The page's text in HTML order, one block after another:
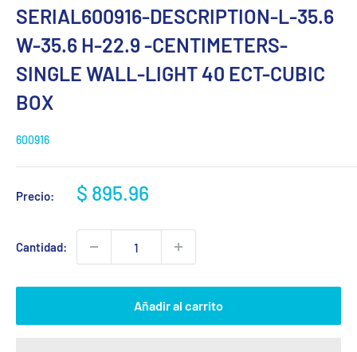
SERIAL600916-DESCRIPTION-L-35.6
W-35.6 H-22.9 -CENTIMETERS-
SINGLE WALL-LIGHT 40 ECT-CUBIC
BOX
600916
Precio:
Precio
venta
$ 895.96
Cantidad:
Añadir al carrito